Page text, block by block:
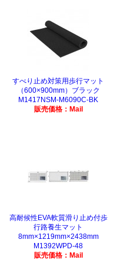
すべり止め対策用歩行マット
（600×900mm）ブラック
M1417NSM-M6090C-BK
販売価格：Mail
高耐候性EVA軟質滑り止め付歩
行路養生マット
8mm×1219mm×2438mm
M1392WPD-48
販売価格：Mail